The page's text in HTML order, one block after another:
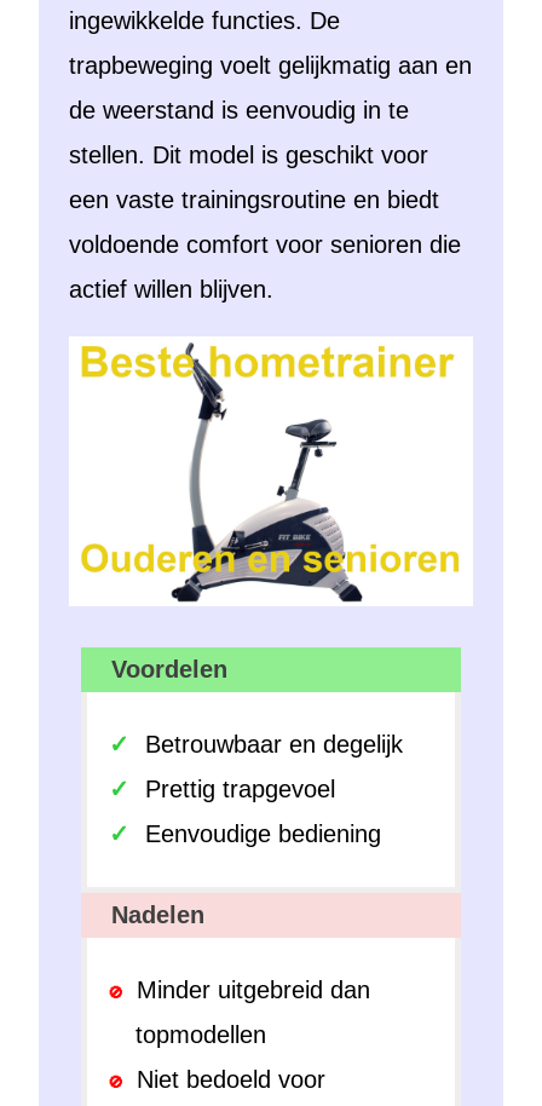
ingewikkelde functies. De
trapbeweging voelt gelijkmatig aan en
de weerstand is eenvoudig in te
stellen. Dit model is geschikt voor
een vaste trainingsroutine en biedt
voldoende comfort voor senioren die
actief willen blijven.
Voordelen
Betrouwbaar en degelijk
Prettig trapgevoel
Eenvoudige bediening
Nadelen
Minder uitgebreid dan
topmodellen
Niet bedoeld voor